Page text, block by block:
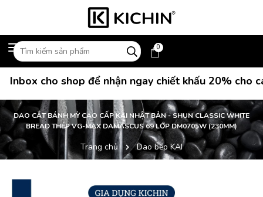
0
cho shop để nhận ngay chiết khấu 20% cho
DAO CẮT BÁNH MỲ CAO CẤP KAI NHẬT BẢN - SHUN CLASSIC WHITE
BREAD THÉP VG-MAX DAMASCUS 69 LỚP DM0705W (230MM)
Trang chủ Dao bếp KAI